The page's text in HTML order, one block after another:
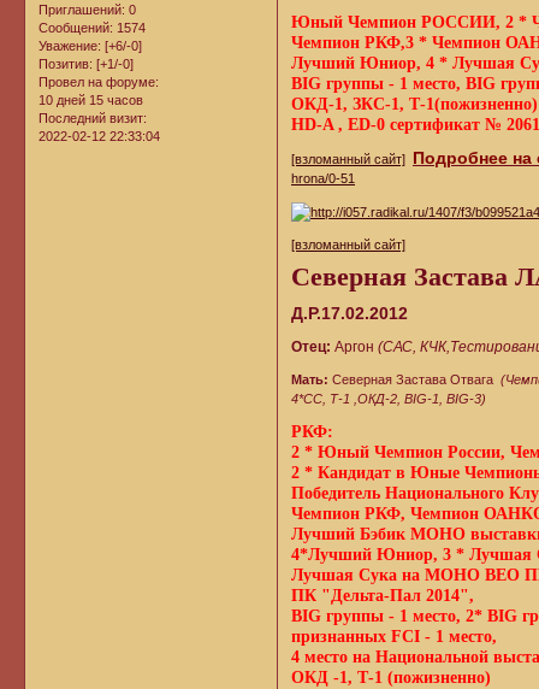
Приглашений: 0
Сообщений: 1574
Уважение: [+6/-0]
Позитив: [+1/-0]
Провел на форуме:
10 дней 15 часов
Последний визит:
2022-02-12 22:33:04
Юный Чемпион РОССИИ, 2 *
Чемпион РКФ,3 * Чемпион
Лучший Юниор, 4 * Лучшая
BIG группы - 1 место, BIG
ОКД-1, ЗКС-1, Т-1(пожизненно)
HD-A , ED-0 сертификат №
[взломанный сайт] Подробнее
hrona/0-51
[взломанный сайт]
Северная Застава
Д.Р.17.02.2012
Отец: Аргон(САС,
Мать: Северная Застава Отвага
4*СС, Т-1 ,ОКД-2, BIG-1, BIG-3)
РКФ:
2 * Юный Чемпион России,
2 * Кандидат в Юные
Победитель Национального
Чемпион РКФ, Чемпион
Лучший Бэбик МОНО
4*Лучший Юниор, 3 * Лучшая
Лучшая Сука на МОНО ВЕО
ПК "Дельта-Пал 2014",
BIG группы - 1 место, 2* BIG
признанных FCI - 1 место,
4 место на Национальной
ОКД -1, Т-1 (пожизненно)